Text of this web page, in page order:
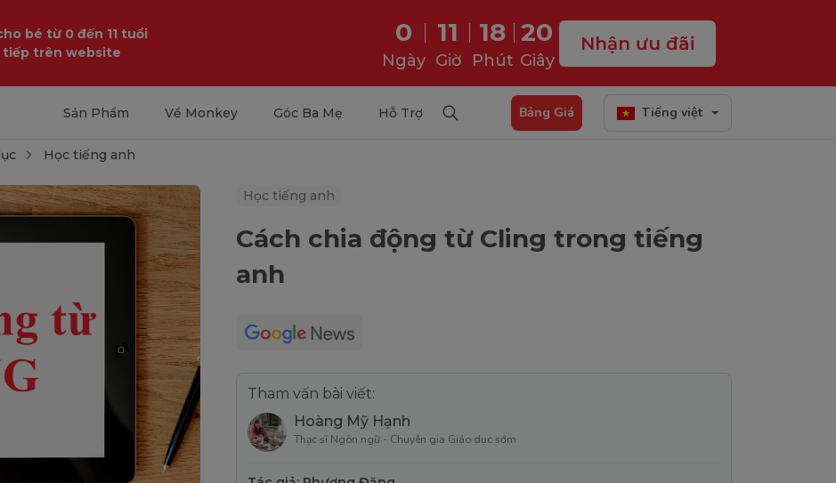
bé từ 0 đến 11 tuổi
tiếp trên website
0
Ngày
11
Giờ
18
Phút
19
Giây
Nhận ưu đãi
Sản Phẩm Về Monkey Góc Ba Mẹ Hỗ Trợ Bảng Giá Tiếng việt
Học tiếng anh
Học tiếng anh
Cách chia động từ Cling trong tiếng
anh
Tham vấn bài viết:
Hoàng Mỹ Hạnh
Thạc sĩ Ngôn ngữ - Chuyên gia Giáo dục sớm